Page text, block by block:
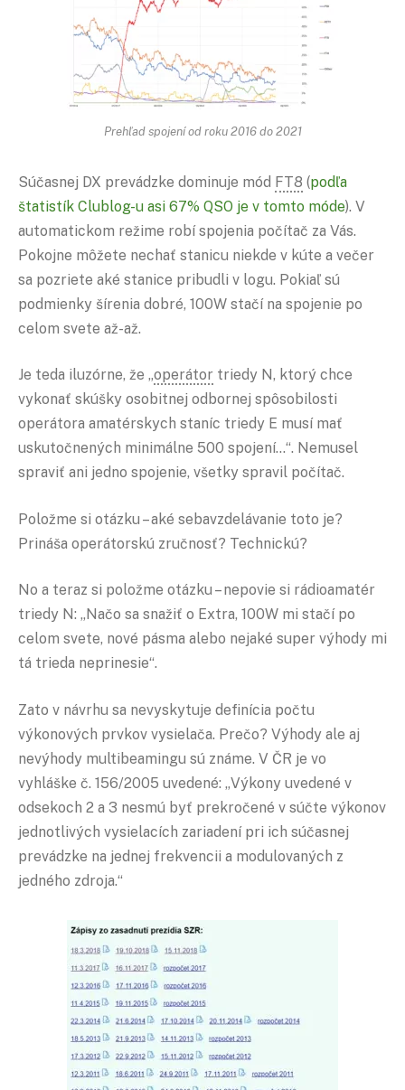
Prehľad spojení od roku 2016 do 2021
Súčasnej DX prevádzke dominuje mód FT8 (podľa
štatistík Clublog-u asi 67% QSO je v tomto móde). V
automatickom režime robí spojenia počítač za Vás.
Pokojne môžete nechať stanicu niekde v kúte a večer
sa pozriete aké stanice pribudli v logu. Pokiaľ sú
podmienky šírenia dobré, 100W stačí na spojenie po
celom svete až-až.
Je teda iluzórne, že „operátor triedy N, ktorý chce
vykonať skúšky osobitnej odbornej spôsobilosti
operátora amatérskych staníc triedy E musí mať
uskutočnených minimálne 500 spojení…“. Nemusel
spraviť ani jedno spojenie, všetky spravil počítač.
Položme si otázku – aké sebavzdelávanie toto je?
Prináša operátorskú zručnosť? Technickú?
No a teraz si položme otázku – nepovie si rádioamatér
triedy N: „Načo sa snažiť o Extra, 100W mi stačí po
celom svete, nové pásma alebo nejaké super výhody mi
tá trieda neprinesie“.
Zato v návrhu sa nevyskytuje definícia počtu
výkonových prvkov vysielača. Prečo? Výhody ale aj
nevýhody multibeamingu sú známe. V ČR je vo
vyhláške č. 156/2005 uvedené: „Výkony uvedené v
odsekoch 2 a 3 nesmú byť prekročené v súčte výkonov
jednotlivých vysielacích zariadení pri ich súčasnej
prevádzke na jednej frekvencii a modulovaných z
jedného zdroja.“